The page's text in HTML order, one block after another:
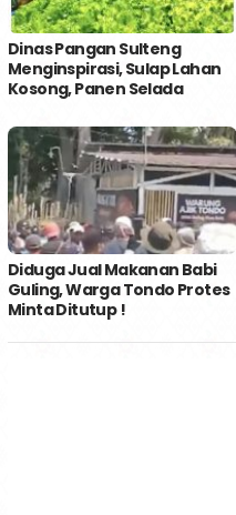
Dinas Pangan Sulteng
Menginspirasi, Sulap Lahan
Kosong, Panen Selada
Diduga Jual Makanan Babi
Guling, Warga Tondo Protes
Minta Ditutup !